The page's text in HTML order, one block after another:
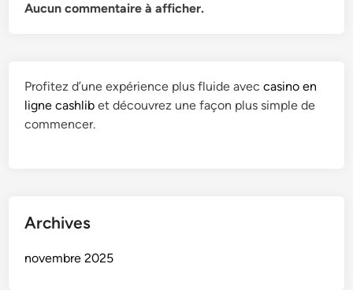
Aucun commentaire à afficher.
Profitez d’une expérience plus fluide aveccasino en
ligne cashlib et découvrez une façon plus simple de
commencer.
Archives
novembre 2025